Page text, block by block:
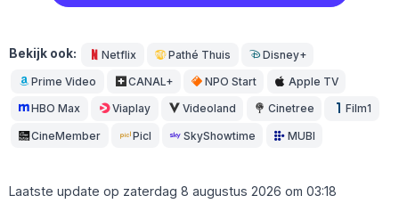
Bekijk ook: Netflix Pathé Thuis Disney+
Prime Video CANAL+ NPO Start Apple TV
HBO Max Viaplay Videoland Cinetree Film1
CineMember Picl SkyShowtime MUBI
Laatste update op zaterdag 8 augustus 2026 om 03:18